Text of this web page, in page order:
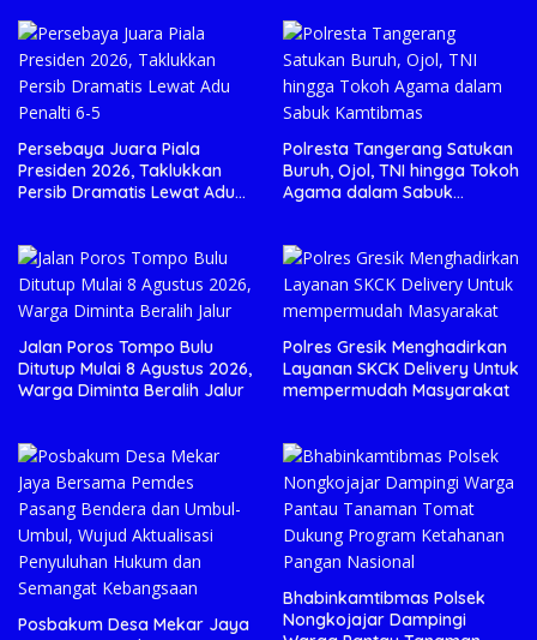
Persebaya Juara Piala
Presiden 2026, Taklukkan
Persib Dramatis Lewat Adu
Polresta Tangerang Satukan
Buruh, Ojol, TNI hingga Tokoh
Agama dalam Sabuk
Jalan Poros Tompo Bulu
Ditutup Mulai 8 Agustus 2026,
Polres Gresik Menghadirkan
Layanan SKCK Delivery Untuk
mempermudah Masyarakat
Posbakum Desa Mekar Jaya
Bhabinkamtibmas Polsek
Nongkojajar Dampingi